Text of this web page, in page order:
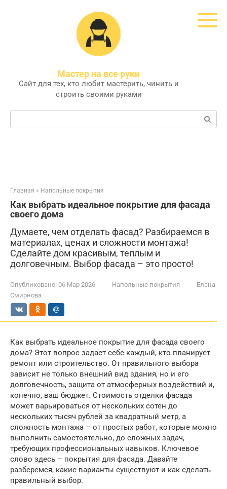
Мастер на все руки
Сайт для тех, кто любит мастерить, чинить и
строить своими руками
Поиск:
Главная » Напольные покрытия
Как выбрать идеальное покрытие для фасада
своего дома
Думаете, чем отделать фасад? Разбираемся в
материалах, ценах и сложности монтажа!
Сделайте дом красивым, теплым и
долговечным. Выбор фасада – это просто!
Опубликовано: 06 Мар 2026 Напольные покрытия
Елена
Смирнова
Как выбрать идеальное покрытие для фасада своего
дома? Этот вопрос задает себе каждый, кто планирует
ремонт или строительство. От правильного выбора
зависит не только внешний вид здания, но и его
долговечность, защита от атмосферных воздействий и,
конечно, ваш бюджет. Стоимость отделки фасада
может варьироваться от нескольких сотен до
нескольких тысяч рублей за квадратный метр, а
сложность монтажа – от простых работ, которые можно
выполнить самостоятельно, до сложных задач,
требующих профессиональных навыков. Ключевое
слово здесь – покрытия для фасада. Давайте
разберемся, какие варианты существуют и как сделать
правильный выбор.